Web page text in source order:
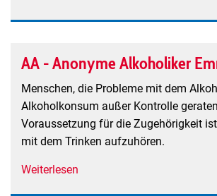
Alkoholiker
Breisach
AA - Anonyme Alkoholiker
Menschen, die Probleme mit dem
Alkoholkonsum außer Kontrolle
Voraussetzung für die Zugehörigkeit
mit dem Trinken aufzuhören.
Weiterlesen